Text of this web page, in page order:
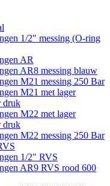
1/2" messing (O-ring
AR
AR8 messing blauw
M21 messing 250 Bar
M21 met lager
druk
M22 met lager
druk
M22 messing 250 Bar
1/2" RVS
AR9 RVS rood 600